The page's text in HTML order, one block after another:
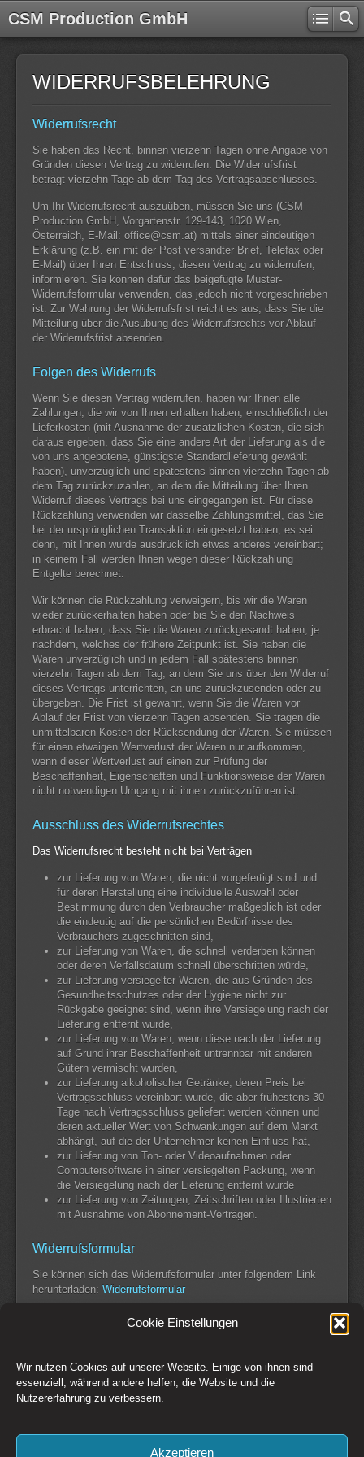
Cookie Einstellungen
Wir nutzen Cookies auf unserer Website. Einige von ihnen sind
essenziell, während andere helfen, die Website und die
Nutzererfahrung zu verbessern.
Akzeptieren
CSM Production GmbH
WIDERRUFSBELEHRUNG
Widerrufsrecht
Sie haben das Recht, binnen vierzehn Tagen ohne Angabe von
Gründen diesen Vertrag zu widerrufen. Die Widerrufsfrist
beträgt vierzehn Tage ab dem Tag des Vertragsabschlusses.
Um Ihr Widerrufsrecht auszuüben, müssen Sie uns (CSM
Production GmbH, Vorgartenstr. 129-143, 1020 Wien,
Österreich, E-Mail: office@csm.at) mittels einer eindeutigen
Erklärung (z.B. ein mit der Post versandter Brief, Telefax oder
E-Mail) über Ihren Entschluss, diesen Vertrag zu widerrufen,
informieren. Sie können dafür das beigefügte Muster-
Widerrufsformular verwenden, das jedoch nicht vorgeschrieben
ist. Zur Wahrung der Widerrufsfrist reicht es aus, dass Sie die
Mitteilung über die Ausübung des Widerrufsrechts vor Ablauf
der Widerrufsfrist absenden.
Folgen des Widerrufs
Wenn Sie diesen Vertrag widerrufen, haben wir Ihnen alle
Zahlungen, die wir von Ihnen erhalten haben, einschließlich der
Lieferkosten (mit Ausnahme der zusätzlichen Kosten, die sich
daraus ergeben, dass Sie eine andere Art der Lieferung als die
von uns angebotene, günstigste Standardlieferung gewählt
haben), unverzüglich und spätestens binnen vierzehn Tagen ab
dem Tag zurückzuzahlen, an dem die Mitteilung über Ihren
Widerruf dieses Vertrags bei uns eingegangen ist. Für diese
Rückzahlung verwenden wir dasselbe Zahlungsmittel, das Sie
bei der ursprünglichen Transaktion eingesetzt haben, es sei
denn, mit Ihnen wurde ausdrücklich etwas anderes vereinbart;
in keinem Fall werden Ihnen wegen dieser Rückzahlung
Entgelte berechnet.
Wir können die Rückzahlung verweigern, bis wir die Waren
wieder zurückerhalten haben oder bis Sie den Nachweis
erbracht haben, dass Sie die Waren zurückgesandt haben, je
nachdem, welches der frühere Zeitpunkt ist. Sie haben die
Waren unverzüglich und in jedem Fall spätestens binnen
vierzehn Tagen ab dem Tag, an dem Sie uns über den Widerruf
dieses Vertrags unterrichten, an uns zurückzusenden oder zu
übergeben. Die Frist ist gewahrt, wenn Sie die Waren vor
Ablauf der Frist von vierzehn Tagen absenden. Sie tragen die
unmittelbaren Kosten der Rücksendung der Waren. Sie müssen
für einen etwaigen Wertverlust der Waren nur aufkommen,
wenn dieser Wertverlust auf einen zur Prüfung der
Beschaffenheit, Eigenschaften und Funktionsweise der Waren
nicht notwendigen Umgang mit ihnen zurückzuführen ist.
Ausschluss des Widerrufsrechtes
Das Widerrufsrecht besteht nicht bei Verträgen
zur Lieferung von Waren, die nicht vorgefertigt sind und
für deren Herstellung eine individuelle Auswahl oder
Bestimmung durch den Verbraucher maßgeblich ist oder
die eindeutig auf die persönlichen Bedürfnisse des
Verbrauchers zugeschnitten sind,
zur Lieferung von Waren, die schnell verderben können
oder deren Verfallsdatum schnell überschritten würde,
zur Lieferung versiegelter Waren, die aus Gründen des
Gesundheitsschutzes oder der Hygiene nicht zur
Rückgabe geeignet sind, wenn ihre Versiegelung nach der
Lieferung entfernt wurde,
zur Lieferung von Waren, wenn diese nach der Lieferung
auf Grund ihrer Beschaffenheit untrennbar mit anderen
Gütern vermischt wurden,
zur Lieferung alkoholischer Getränke, deren Preis bei
Vertragsschluss vereinbart wurde, die aber frühestens 30
Tage nach Vertragsschluss geliefert werden können und
deren aktueller Wert von Schwankungen auf dem Markt
abhängt, auf die der Unternehmer keinen Einfluss hat,
zur Lieferung von Ton- oder Videoaufnahmen oder
Computersoftware in einer versiegelten Packung, wenn
die Versiegelung nach der Lieferung entfernt wurde
zur Lieferung von Zeitungen, Zeitschriften oder Illustrierten
mit Ausnahme von Abonnement-Verträgen.
Widerrufsformular
Sie können sich das Widerrufsformular unter folgendem Link
herunterladen: Widerrufsformular
Switch to Desktop Version
Copyright © 1993-2026 CSM Production GmbH Österreich - Creative